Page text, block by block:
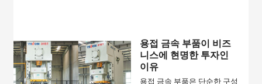
용접 금속 부품이 비즈
니스에 현명한 투자인
이유
용접 금속 부품은 단순한 구성